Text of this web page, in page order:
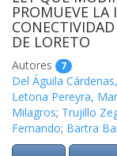
PROMUEVE LA
DE LORETO
Autores 7
Del Águila
Letona Pereyra,
Milagros; Trujillo
Fernando; Bartra